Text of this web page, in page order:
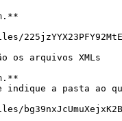
os arquivos XMLs
a pasta ao